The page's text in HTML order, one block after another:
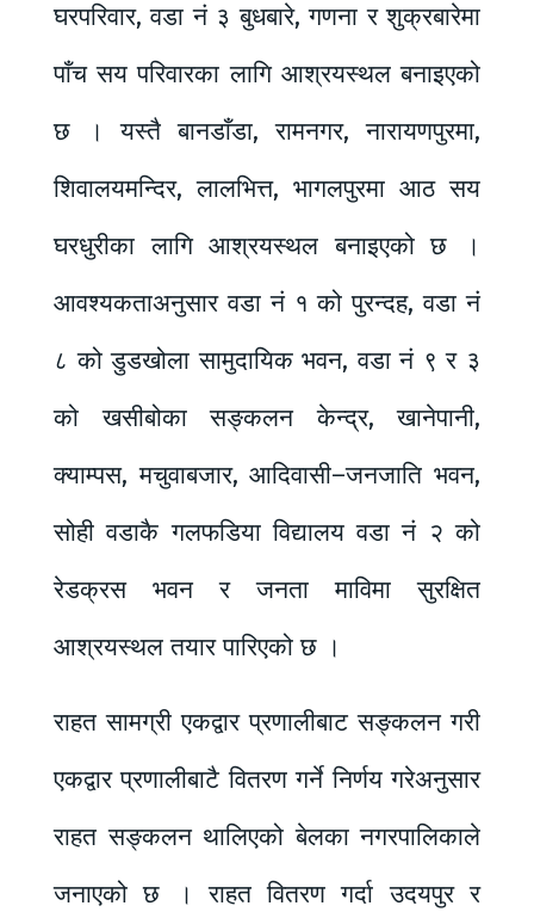
घरपरिवार, वडा नं ३ बुधबारे, गणना र शुक्रबारेमा
पाँच सय परिवारका लागि आश्रयस्थल बनाइएको
छ । यस्तै बानडाँडा, रामनगर, नारायणपुरमा,
शिवालयमन्दिर, लालभित्त, भागलपुरमा आठ सय
घरधुरीका लागि आश्रयस्थल बनाइएको छ ।
आवश्यकताअनुसार वडा नं १ को पुरन्दह, वडा नं
८ को डुडखोला सामुदायिक भवन, वडा नं ९ र ३
को खसीबोका सङ्कलन केन्द्र, खानेपानी,
क्याम्पस, मचुवाबजार, आदिवासी–जनजाति भवन,
सोही वडाकै गलफडिया विद्यालय वडा नं २ को
रेडक्रस भवन र जनता माविमा सुरक्षित
आश्रयस्थल तयार पारिएको छ ।
राहत सामग्री एकद्वार प्रणालीबाट सङ्कलन गरी
एकद्वार प्रणालीबाटै वितरण गर्ने निर्णय गरेअनुसार
राहत सङ्कलन थालिएको बेलका नगरपालिकाले
जनाएको छ । राहत वितरण गर्दा उदयपुर र